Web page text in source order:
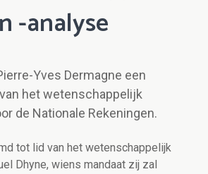
-analyse
Yves Dermagne een
het wetenschappelijk
de Nationale Rekeningen.
tot lid van het wetenschappelijk
Dhyne, wiens mandaat zij zal